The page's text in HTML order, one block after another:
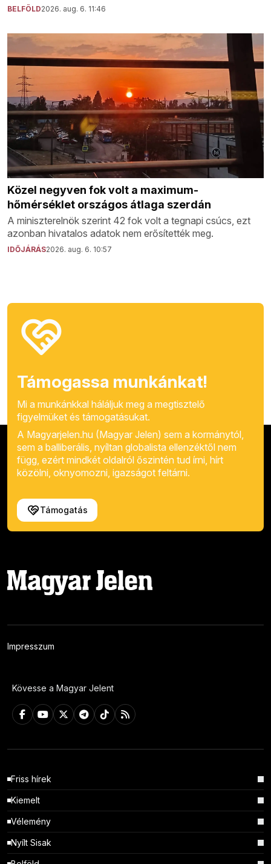
BELFÖLD2026. aug. 6. 11:46
Közel negyven fok volt a maximum-
hőmérséklet országos átlaga szerdán
A miniszterelnök szerint 42 fok volt a tegnapi csúcs, ezt
azonban hivatalos adatok nem erősítették meg.
IDŐJÁRÁS2026. aug. 6. 10:57
Támogassa munkánkat!
Mi a munkánkkal háláljuk meg a megtisztelő
figyelmüket és támogatásukat.
A Magyarjelen.hu (Magyar Jelen) sem a kormánytól,
sem a balliberális, nyíltan globalista ellenzéktől nem
függ, ezért mindkét oldalról őszintén tud írni, hírt
közölni, oknyomozni, igazságot feltárni.
Támogatás
Impresszum
Kövesse a Magyar Jelent
Friss hírek
Kiemelt
Vélemény
Nyílt Sisak